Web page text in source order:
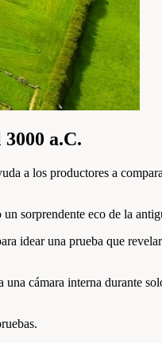
a.C.
a los productores a
sorprendente eco de la
idear una prueba que
cámara interna durante